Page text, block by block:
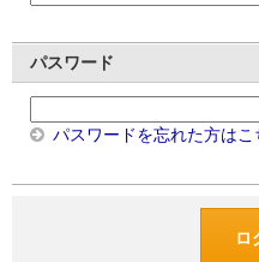
パスワード
パスワードを忘れた方はこ